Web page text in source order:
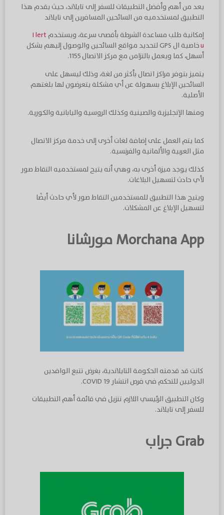
يعد من أهم وأفضل التطبيقات للسفر إلى تايلاند، حيث يقدم هذا
التطبيق لمستخدميه من السائحين المسافرين إلى تايلاند
إمكانية طلب مساعدة الشرطة بأقصى سرعة، ويستخدمI lert
u
خاصية ال GPS لتحديد مواقع السائحين والوصول إليهم بشكل
أسهل، كما ويعمل بالتزامن مع مركز الاتصال 1155.
يتميز بتوفر مراكز اتصال بأكثر من لغة، وذلك ليسهل على
السائحين الإبلاغ بسهولة عن أي مشكلة يتعرضون لها بلغتهم
الأصلية.
ومنها الإنجليزية والصينية وكذلك الروسية واليابانية والكورية.
كما يتم العمل على إضافة لغات أخرى إلى خدمة مركز الاتصال
مثل العربية والألمانية والفرنسية.
كذلك يوجد ميزة أخرى به، وهي أنه يتيح لمستخدميه التقاط صور
لأي حادث لتسهيل البلاغات.
ويتيح هذا التطبيق للمستخدمين التقاط صور لأي حادث أيضًا
لتسهيل الإبلاغ عن المشكلات.
Morchana App مورشانا
كانت قد قدمته الحكومة التايلاندية، بغرض تتبع الوافدين
الدوليين للتحكم في فرص انتشار COVID 19.
وكان التطبيق الرئيسي اللازم تنزيل في قائمة أهم التطبيقات
للسفر إلى تايلاند.
Grab جراب